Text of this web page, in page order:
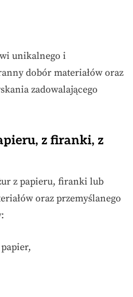
unikalnego i
dobór materiałów oraz
zadowalającego
z firanki, z
z papieru, firanki lub
oraz przemyślanego